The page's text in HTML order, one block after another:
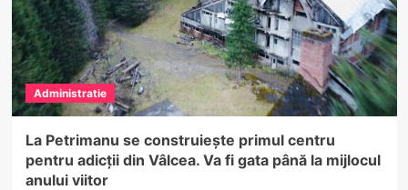
gospodăriilor
din
Vâlcea.
Intervenții
succesive
ale
jandarmilor
mai
multe
localități
Administratie
La Petrimanu se construiește primul centru
pentru adicții din Vâlcea. Va fi gata până la mijlocul
anului viitor